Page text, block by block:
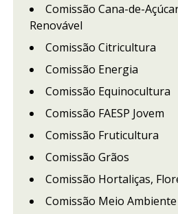
Comissão Cana-de-
Renovável
Comissão Citricultura
Comissão Energia
Comissão Equinocultura
Comissão FAESP Jovem
Comissão Fruticultura
Comissão Grãos
Comissão Hortaliças,
Comissão Meio Ambiente